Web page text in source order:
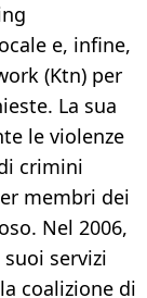
e, infine,
(Ktn) per
La sua
le violenze
crimini
membri dei
Nel 2006,
servizi
coalizione di